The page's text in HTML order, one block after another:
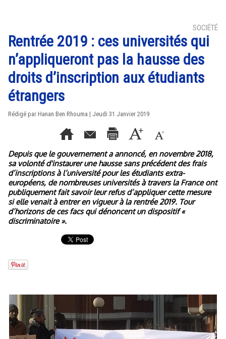
SOCIÉTÉ
Rentrée 2019 : ces universités qui
n’appliqueront pas la hausse des
droits d’inscription aux étudiants
étrangers
Rédigé par Hanan Ben Rhouma | Jeudi 31 Janvier 2019
Depuis que le gouvernement a annoncé, en novembre 2018,
sa volonté d'instaurer une hausse sans précédent des frais
d’inscriptions à l’université pour les étudiants extra-
européens, de nombreuses universités à travers la France ont
publiquement fait savoir leur refus d’appliquer cette mesure
si elle venait à entrer en vigueur à la rentrée 2019. Tour
d’horizons de ces facs qui dénoncent un dispositif «
discriminatoire ».